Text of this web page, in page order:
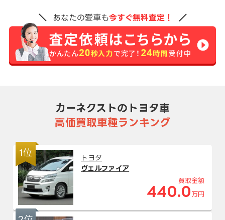
あなたの愛車も今すぐ無料査定！
カーネクストのトヨタ車
高価買取車種ランキング
1位
トヨタ
ヴェルファイア
買取金額
440.0 万円